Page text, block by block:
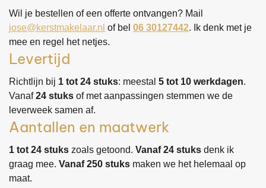
Wil je bestellen of een offerte ontvangen? Mail
jose@kerstmakelaar.nl of bel 06 30127442. Ik denk met je
mee en regel het netjes.
Levertijd
Richtlijn bij 1 tot 24 stuks: meestal 5 tot 10 werkdagen.
Vanaf24 stuks of met aanpassingen stemmen we de
leverweek samen af.
Aantallen en maatwerk
1 tot 24 stuks zoals getoond. Vanaf 24 stuks denk ik
graag mee. Vanaf 250 stuks maken we het helemaal op
maat.